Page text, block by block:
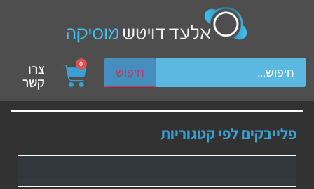
חיפוש
device users, explore by touch or with swipe gestures.
0 צרו
קשר
פלייבקים לפי קטגוריות